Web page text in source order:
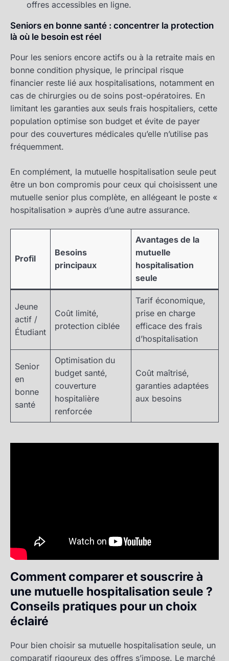
offres accessibles en ligne.
Seniors en bonne santé : concentrer la protection
là où le besoin est réel
Pour les seniors encore actifs ou à la retraite mais en
bonne condition physique, le principal risque
financier reste lié aux hospitalisations, notamment en
cas de chirurgies ou de soins post-opératoires. En
limitant les garanties aux seuls frais hospitaliers, cette
population optimise son budget et évite de payer
pour des couvertures médicales qu’elle n’utilise pas
fréquemment.
En complément, la mutuelle hospitalisation seule peut
être un bon compromis pour ceux qui choisissent une
mutuelle senior plus complète, en allégeant le poste «
hospitalisation » auprès d’une autre assurance.
Profil
Besoins
principaux
Avantages de la
mutuelle
hospitalisation
seule
Jeune
actif /
Étudiant
Coût limité,
protection ciblée
Tarif économique,
prise en charge
efficace des frais
d’hospitalisation
Senior
en
bonne
santé
Optimisation du
budget santé,
couverture
hospitalière
renforcée
Coût maîtrisé,
garanties adaptées
aux besoins
Comment comparer et souscrire à
une mutuelle hospitalisation seule ?
Conseils pratiques pour un choix
éclairé
Pour bien choisir sa mutuelle hospitalisation seule, un
comparatif rigoureux des offres s’impose. Le marché